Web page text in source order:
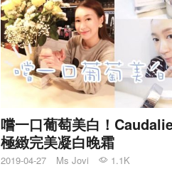
嚐一口葡萄美白！
極緻完美凝白晚霜
2019-04-27 Ms Jovi 1.1K